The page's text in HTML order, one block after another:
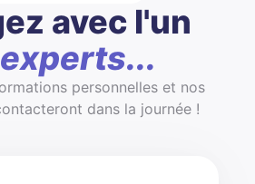
avec l'un
experts...
personnelles et nos
dans la journée !